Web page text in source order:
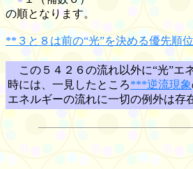
の順となります。
**３と８は前の“光”を決める優先順
この５４２６の流れ以外に“光”エ
時には、一見したところ***逆流現象
エネルギーの流れに一切の例外は存